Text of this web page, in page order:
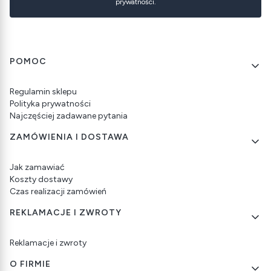
Linki w stopce
POMOC
Regulamin sklepu
Polityka prywatności
Najczęściej zadawane pytania
ZAMÓWIENIA I DOSTAWA
Jak zamawiać
Koszty dostawy
Czas realizacji zamówień
REKLAMACJE I ZWROTY
Reklamacje i zwroty
O FIRMIE